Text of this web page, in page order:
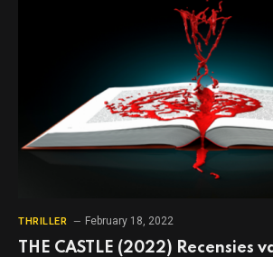
THRILLER February 18, 2022
THE CASTLE (2022) Recensies